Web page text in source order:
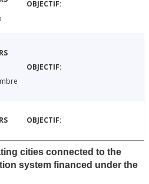
cities connected to the
system financed under the